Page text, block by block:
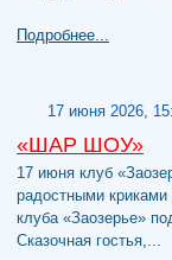
Подробнее...
17 июня 2026,
«ШАР ШОУ»
17 июня клуб
радостными криками
клуба «Заозерье»
Сказочная гостья,...